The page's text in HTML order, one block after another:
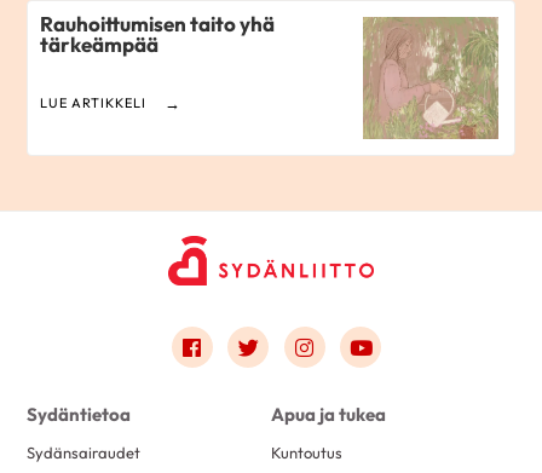
Rauhoittumisen taito yhä
tärkeämpää
LUE ARTIKKELI
Link to facebook
Link to twitter
Link to instagram
Link to youtube
Sydäntietoa
Sydänsairaudet
Apua ja tukea
Kuntoutus